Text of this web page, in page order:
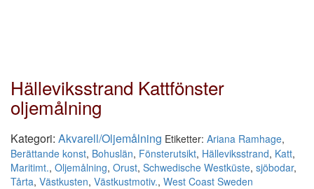
Hälleviksstrand Kattfönster
oljemålning
Kategori: Akvarell/Oljemålning Etiketter: Ariana Ramhage,
Berättande konst, Bohuslän, Fönsterutsikt, Hälleviksstrand, Katt,
Maritimt., Oljemålning, Orust, Schwedische Westküste, sjöbodar,
Tårta, Västkusten, Västkustmotiv., West Coast Sweden